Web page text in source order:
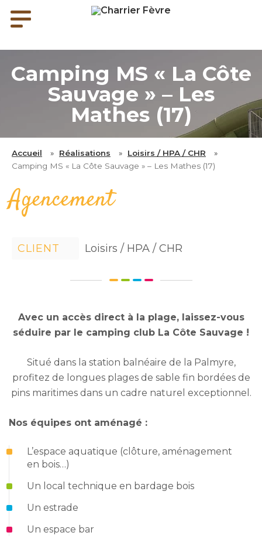
Camping MS « La Côte
Sauvage » – Les
Mathes (17)
Accueil » Réalisations » Loisirs / HPA / CHR
»
Camping MS « La Côte Sauvage » – Les Mathes (17)
Agencement
CLIENT Loisirs / HPA / CHR
Avec un accès direct à la plage, laissez-vous
séduire par le camping club La Côte Sauvage !
Situé dans la station balnéaire de la Palmyre,
profitez de longues plages de sable fin bordées de
pins maritimes dans un cadre naturel exceptionnel.
Nos équipes ont aménagé :
L’espace aquatique (clôture, aménagement
en bois…)
Un local technique en bardage bois
Un estrade
Un espace bar